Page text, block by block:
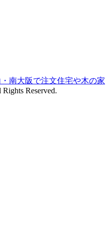
南大阪で注文住宅や木の家
Rights Reserved.